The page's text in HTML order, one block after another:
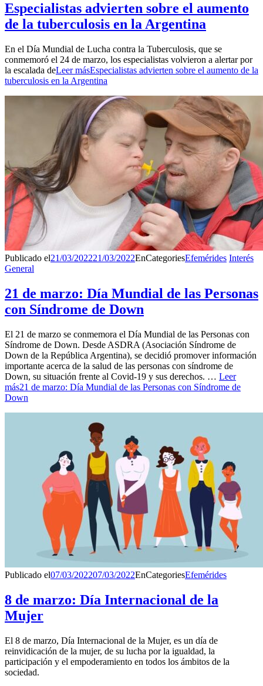
Especialistas advierten sobre el aumento
de la tuberculosis en la Argentina
En el Día Mundial de Lucha contra la Tuberculosis, que se
conmemoró el 24 de marzo, los especialistas volvieron a alertar por
la escalada deLeer másEspecialistas advierten sobre el aumento de la
tuberculosis en la Argentina
Publicado el21/03/202221/03/2022EnCategoriesEfemérides Interés
General
21 de marzo: Día Mundial de las Personas
con Síndrome de Down
El 21 de marzo se conmemora el Día Mundial de las Personas con
Síndrome de Down. Desde ASDRA (Asociación Síndrome de
Down de la República Argentina), se decidió promover información
importante acerca de la salud de las personas con síndrome de
Down, su situación frente al Covid-19 y sus derechos. … Leer
más21 de marzo: Día Mundial de las Personas con Síndrome de
Down
Publicado el07/03/202207/03/2022EnCategoriesEfemérides
8 de marzo: Día Internacional de la
Mujer
El 8 de marzo, Día Internacional de la Mujer, es un día de
reinvidicación de la mujer, de su lucha por la igualdad, la
participación y el empoderamiento en todos los ámbitos de la
sociedad.